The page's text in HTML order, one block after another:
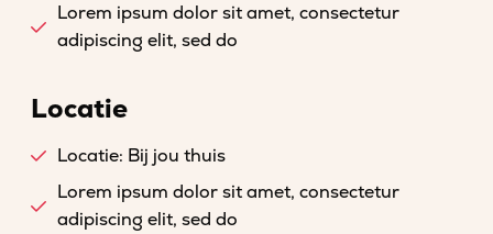
Lorem ipsum dolor sit amet, consectetur
adipiscing elit, sed do
Locatie
Locatie: Bij jou thuis
Lorem ipsum dolor sit amet, consectetur
adipiscing elit, sed do